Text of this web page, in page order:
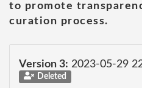
to promote
curation process.
Version 3: 2023-05-29
Deleted